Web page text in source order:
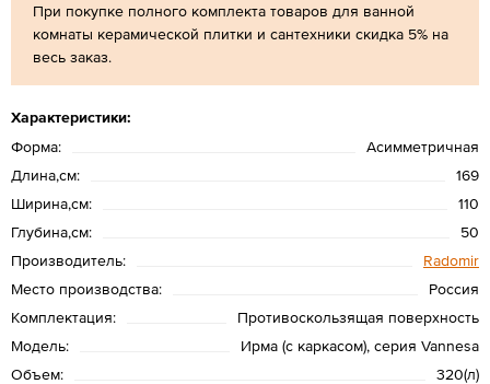
При покупке полного комплекта товаров для ванной
комнаты керамической плитки и сантехники скидка 5% на
весь заказ.
Характеристики:
Форма:
Асимметричная
Длина,см:
169
Ширина,см:
110
Глубина,см:
50
Производитель:
Radomir
Место производства:
Россия
Комплектация:
Противоскользящая поверхность
Модель:
Ирма (с каркасом), серия Vannesa
Объем:
320(л)